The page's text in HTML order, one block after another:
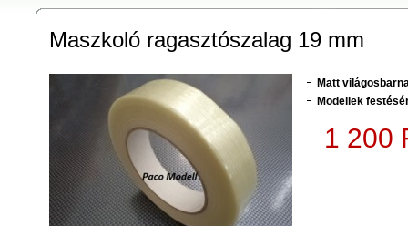
Maszkoló ragasztószalag 19 mm
Matt
Modellek
1 200